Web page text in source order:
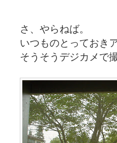
さ、やらねば。
いつものとっておき
そうそうデジカメで